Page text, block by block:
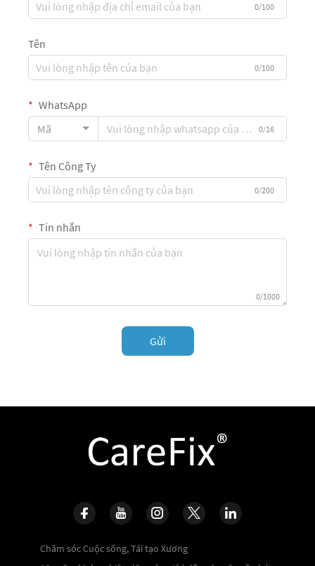
0/100
Tên
0/100
WhatsApp
Mã
0/16
Tên Công Ty
0/200
Tin nhắn
0/1000
Gửi
Chăm sóc Cuộc sống, Tái tạo Xương